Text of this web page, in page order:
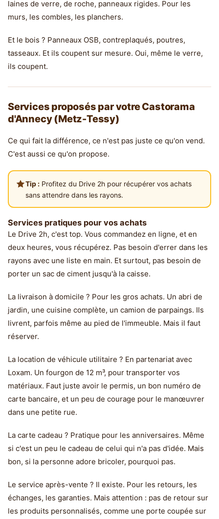
laines de verre, de roche, panneaux rigides. Pour les
murs, les combles, les planchers.
Et le bois ? Panneaux OSB, contreplaqués, poutres,
tasseaux. Et ils coupent sur mesure. Oui, même le verre,
ils coupent.
Services proposés par votre Castorama
d'Annecy (Metz-Tessy)
Ce qui fait la différence, ce n'est pas juste ce qu'on vend.
C'est aussi ce qu'on propose.
Tip :Profitez du Drive 2h pour récupérer vos achats
sans attendre dans les rayons.
Services pratiques pour vos achats
Le Drive 2h, c'est top. Vous commandez en ligne, et en
deux heures, vous récupérez. Pas besoin d'errer dans les
rayons avec une liste en main. Et surtout, pas besoin de
porter un sac de ciment jusqu'à la caisse.
La livraison à domicile ? Pour les gros achats. Un abri de
jardin, une cuisine complète, un camion de parpaings. Ils
livrent, parfois même au pied de l'immeuble. Mais il faut
réserver.
La location de véhicule utilitaire ? En partenariat avec
Loxam. Un fourgon de 12 m³, pour transporter vos
matériaux. Faut juste avoir le permis, un bon numéro de
carte bancaire, et un peu de courage pour le manœuvrer
dans une petite rue.
La carte cadeau ? Pratique pour les anniversaires. Même
si c'est un peu le cadeau de celui qui n'a pas d'idée. Mais
bon, si la personne adore bricoler, pourquoi pas.
Le service après-vente ? Il existe. Pour les retours, les
échanges, les garanties. Mais attention : pas de retour sur
les produits personnalisés, comme une porte coupée sur